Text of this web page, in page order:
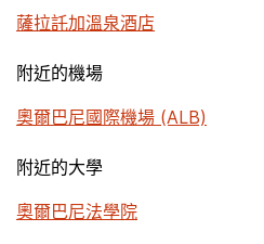
薩拉託加溫泉酒店
附近的機場
奧爾巴尼國際機場 (ALB)
附近的大學
奧爾巴尼法學院